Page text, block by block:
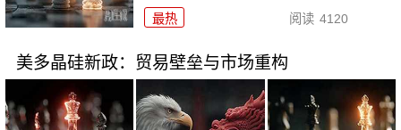
最热 阅读 4120
美多晶硅新政：贸易壁垒与市场重构